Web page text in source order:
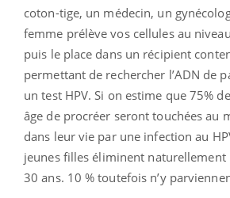
coton-tige, un médecin, un
femme prélève vos cellules au
puis le place dans un récipient
permettant de rechercher l’ADN de
un test HPV. Si on estime que 75%
âge de procréer seront touchées au
dans leur vie par une infection au
jeunes filles éliminent naturellement
30 ans. 10 % toutefois n’y